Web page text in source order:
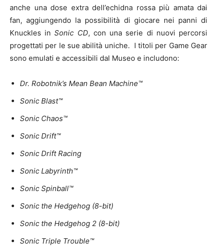
anche una dose extra dell’echidna rossa più amata dai
fan, aggiungendo la possibilità di giocare nei panni di
Knuckles inSonic CD, con una serie di nuovi percorsi
progettati per le sue abilità uniche. I titoli per Game Gear
sono emulati e accessibili dal Museo e includono:
Dr. Robotnik’s Mean Bean Machine™
Sonic Blast™
Sonic Chaos™
Sonic Drift™
Sonic Drift Racing
Sonic Labyrinth™
Sonic Spinball™
Sonic the Hedgehog (8-bit)
Sonic the Hedgehog 2 (8-bit)
Sonic Triple Trouble™